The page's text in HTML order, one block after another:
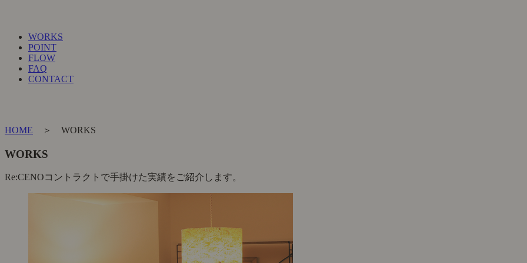
WORKS
POINT
FLOW
FAQ
CONTACT
HOME ＞ WORKS
WORKS
Re:CENOコントラクトで手掛けた実績をご紹介します。